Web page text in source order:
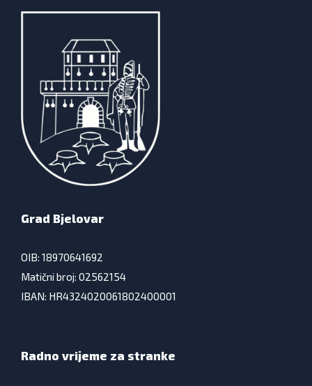
Grad Bjelovar
OIB: 18970641692
Matični broj: 02562154
IBAN: HR4324020061802400001
Radno vrijeme za stranke